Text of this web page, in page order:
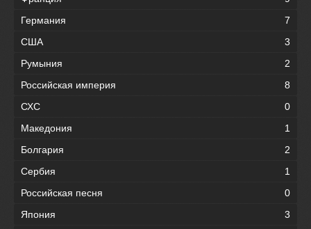
Германия
7
США
3
Румыния
2
Российская империя
8
СХС
0
Македония
1
Болгария
2
Сербия
1
Российская песня
0
Япония
3